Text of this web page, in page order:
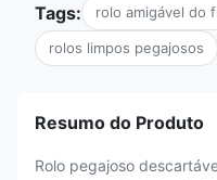
Tags: rolo amigável do
rolos limpos pegajosos
Resumo do Produto
Rolo pegajoso